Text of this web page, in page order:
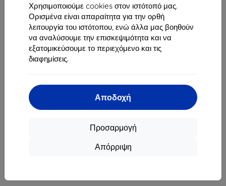
Χρησιμοποιούμε cookies στον ιστότοπό μας.
Ορισμένα είναι απαραίτητα για την ορθή
λειτουργία του ιστότοπου, ενώ άλλα μας βοηθούν
να αναλύσουμε την επισκεψιμότητα και να
εξατομικεύσουμε το περιεχόμενο και τις
διαφημίσεις.
Αποδοχή
Προσαρμογή
Απόρριψη
του συνόλου3.
«
Shield-Sk s.r.o.
Οδός Rudolfa Mocka 3750/2A
Αριθμός Μητρώου Εταιρείας:46701494